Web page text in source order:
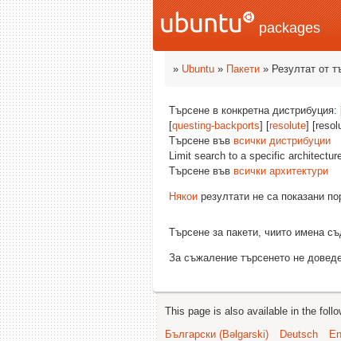
packages
» Ubuntu » Пакети » Резултат от
Търсене в конкретна дистрибуция:
[questing-backports] [resolute]
Търсене във всички дистрибуции
Limit search to a specific
Търсене във всички архитектури
Някои резултати не са показани
Търсене за пакети, чиито имена
За съжаление търсенето не
This page is also available in the
Български (Bəlgarski)
Deutsch